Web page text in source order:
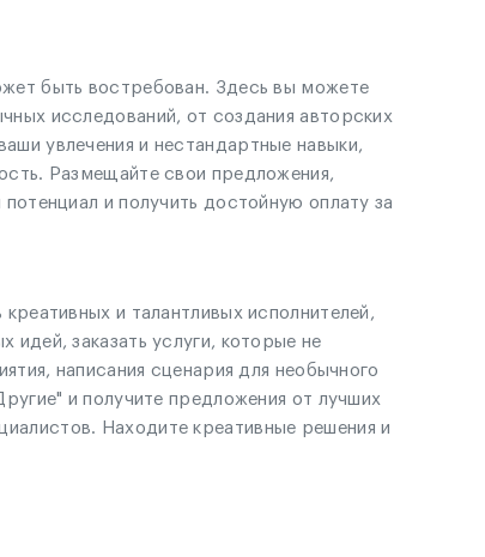
быть востребован. Здесь вы можете
исследований, от создания авторских
увлечения и нестандартные навыки,
Размещайте свои предложения,
и получить достойную оплату за
и талантливых исполнителей,
заказать услуги, которые не
написания сценария для необычного
и получите предложения от лучших
Находите креативные решения и